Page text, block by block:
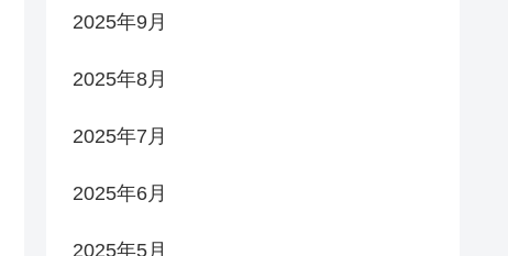
2025年9月
2025年8月
2025年7月
2025年6月
2025年5月